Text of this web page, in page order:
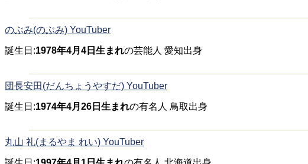
のぶみ(のぶみ) YouTuber
誕生日:1978年4月4日生まれの芸能人 愛知出身
団長安田(だんちょうやすだ) YouTuber
誕生日:1974年4月26日生まれの有名人 鳥取出身
丸山 礼(まるやま れい) YouTuber